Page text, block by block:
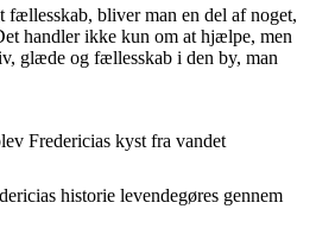
bliver man en del af noget,
handler ikke kun om at hjælpe, men
glæde og fællesskab i den by, man
Fredericias kyst fra vandet
historie levendegøres gennem